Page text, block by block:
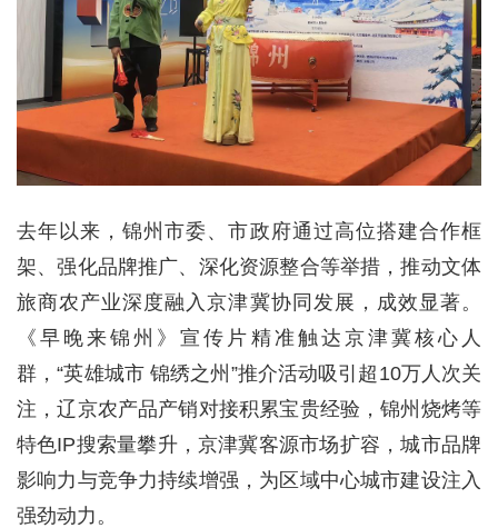
去年以来，锦州市委、市政府通过高位搭建合作框
架、强化品牌推广、深化资源整合等举措，推动文体
旅商农产业深度融入京津冀协同发展，成效显著。
《早晚来锦州》宣传片精准触达京津冀核心人
群，“英雄城市 锦绣之州”推介活动吸引超10万人次关
注，辽京农产品产销对接积累宝贵经验，锦州烧烤等
特色IP搜索量攀升，京津冀客源市场扩容，城市品牌
影响力与竞争力持续增强，为区域中心城市建设注入
强劲动力。